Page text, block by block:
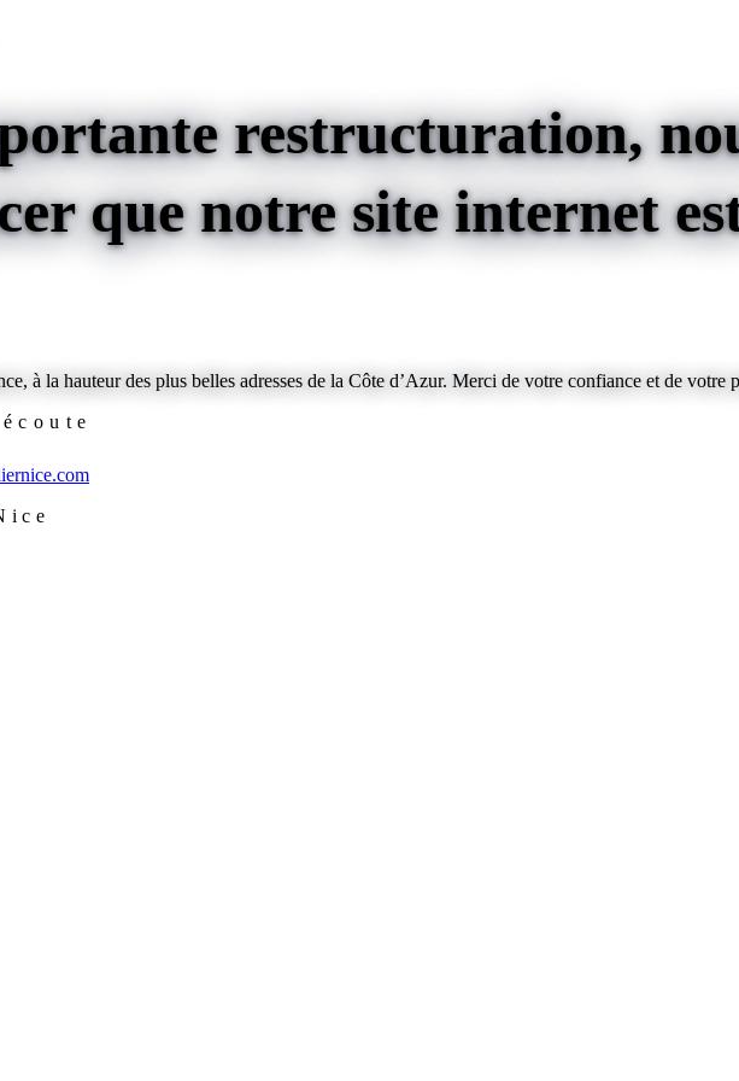
restructuration,
que notre site internet
à la hauteur des plus belles adresses de la Côte d’Azur. Merci de votre confiance et de votre